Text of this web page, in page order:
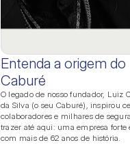
Entenda a origem
Caburé
O legado de nosso fundador, Luiz
da Silva (o seu Caburé), inspirou
colaboradores e milhares de
trazer até aqui: uma empresa forte
com mais de 62 anos de história.